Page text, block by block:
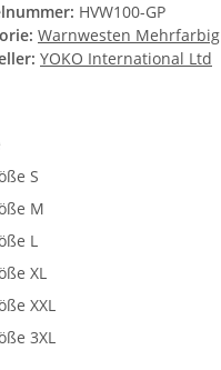
HVW100-GP
Warnwesten Mehrfarbig
YOKO International Ltd
S
M
L
XL
XXL
3XL